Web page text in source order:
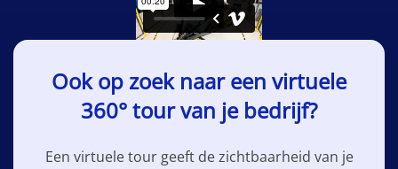
Ook op zoek naar een virtuele
360° tour van je bedrijf?
Een virtuele tour geeft de zichtbaarheid van je